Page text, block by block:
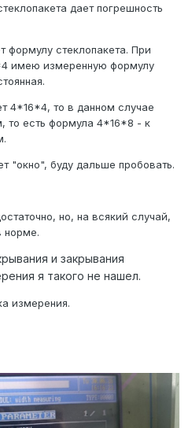
дает погрешность
формулу стеклопакета. При
имею измеренную формулу
4*16*4, то в данном случае
то есть формула 4*16*8 - к
"окно", буду дальше пробовать.
но, на всякий случай,
норме.
и закрывания
я такого не нашел.
измерения.